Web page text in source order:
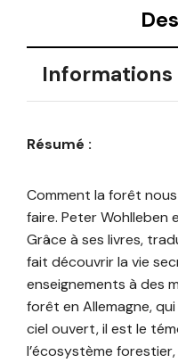
Résumé :
Comment la forêt
faire. Peter Wohlleben
Grâce à ses livres,
fait découvrir la vie
enseignements à des
forêt en Allemagne,
ciel ouvert, il est le
l’écosystème